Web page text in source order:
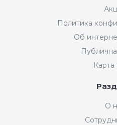
Политика
Об
Карта
О